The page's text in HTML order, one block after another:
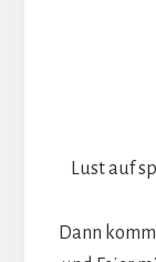
Lust auf
Dann